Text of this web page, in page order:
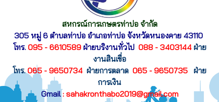
สหกรณ์การเกษตรท่าบ่อ จำกัด
305 หมู่ 6 ตำบลท่าบ่อ อำเภอท่าบ่อ จังหวัดหนองคาย 43110
โทร. 095 - 6610589 ฝ่ายบริงานทั่วไป 088 - 3403144 ฝ่าย
งานสินเขื่อ
โทร.065 - 9650734 ฝ่ายการตลาด 065 - 9650735 ฝ่าย
การเงิน
Gmail: sahakronthabo2019@gmail.com